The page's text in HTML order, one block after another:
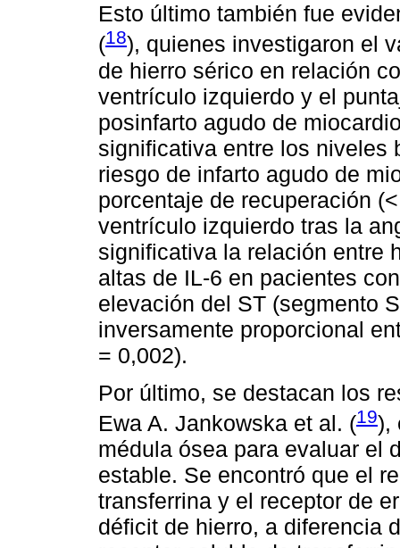
Esto último también fue
(18), quienes investigaron el
de hierro sérico en relación
ventrículo izquierdo y el
posinfarto agudo de
significativa entre los niveles
riesgo de infarto agudo de
porcentaje de recuperación
ventrículo izquierdo tras la
significativa la relación entre
altas de IL-6 en pacientes
elevación del ST (segmento
inversamente proporcional
= 0,002).
Por último, se destacan los
Ewa A. Jankowska et al. (19),
médula ósea para evaluar el
estable. Se encontró que el
transferrina y el receptor de
déficit de hierro, a diferencia